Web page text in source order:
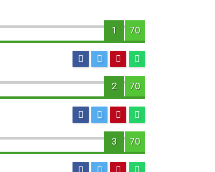
1 70
2 70
3 70